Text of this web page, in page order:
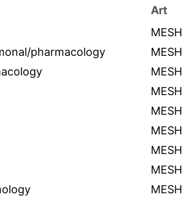
Art
MESH
pharmacology
MESH
MESH
MESH
MESH
MESH
MESH
MESH
MESH